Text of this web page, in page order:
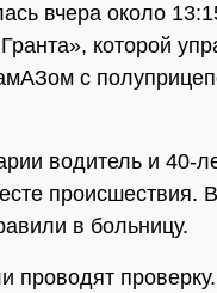
вчера около
которой
с
водитель и 40-
происшествия.
в больницу.
проводят проверку.